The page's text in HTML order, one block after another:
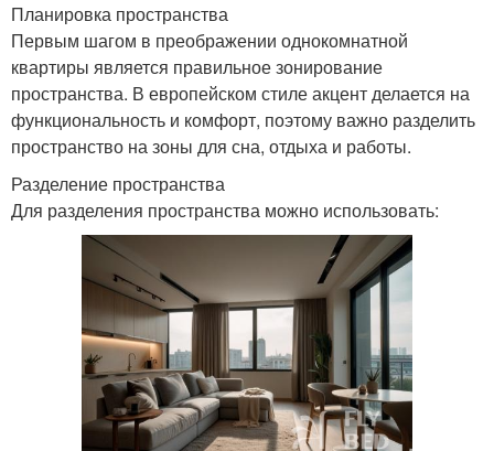
Планировка пространства
Первым шагом в преображении однокомнатной
квартиры является правильное зонирование
пространства. В европейском стиле акцент делается на
функциональность и комфорт, поэтому важно разделить
пространство на зоны для сна, отдыха и работы.
Разделение пространства
Для разделения пространства можно использовать: